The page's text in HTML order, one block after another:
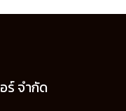
อร์ จำกัด